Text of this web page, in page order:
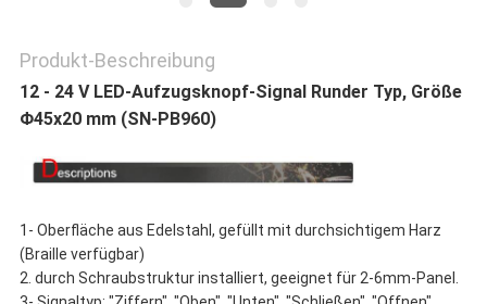
Produkt-Beschreibung
12 - 24 V LED-Aufzugsknopf-Signal Runder Typ, Größe
Φ45x20 mm (SN-PB960)
1- Oberfläche aus Edelstahl, gefüllt mit durchsichtigem Harz
(Braille verfügbar)
2. durch Schraubstruktur installiert, geeignet für 2-6mm-Panel.